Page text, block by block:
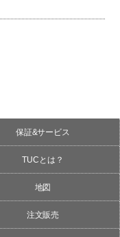
保証&サービス
TUCとは？
地図
注文販売